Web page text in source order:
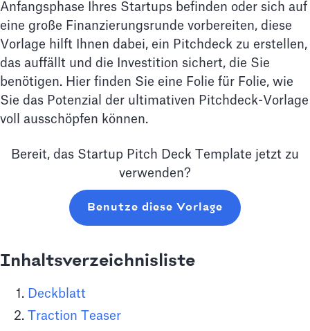
Anfangsphase Ihres Startups befinden oder sich auf
eine große Finanzierungsrunde vorbereiten, diese
Vorlage hilft Ihnen dabei, ein Pitchdeck zu erstellen,
das auffällt und die Investition sichert, die Sie
benötigen. Hier finden Sie eine Folie für Folie, wie
Sie das Potenzial der ultimativen Pitchdeck-Vorlage
voll ausschöpfen können.
Bereit, das Startup Pitch Deck Template jetzt zu
verwenden?
Benutze diese Vorlage
Inhaltsverzeichnisliste
Deckblatt
Traction Teaser